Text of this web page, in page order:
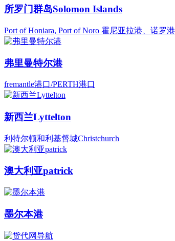
所罗门群岛Solomon Islands
Port of Honiara, Port of Noro 霍尼亚拉港、诺罗港
弗里曼特尔港
fremantle港口/PERTH港口
新西兰Lyttelton
利特尔顿和利基督城Christchurch
澳大利亚patrick
墨尔本港